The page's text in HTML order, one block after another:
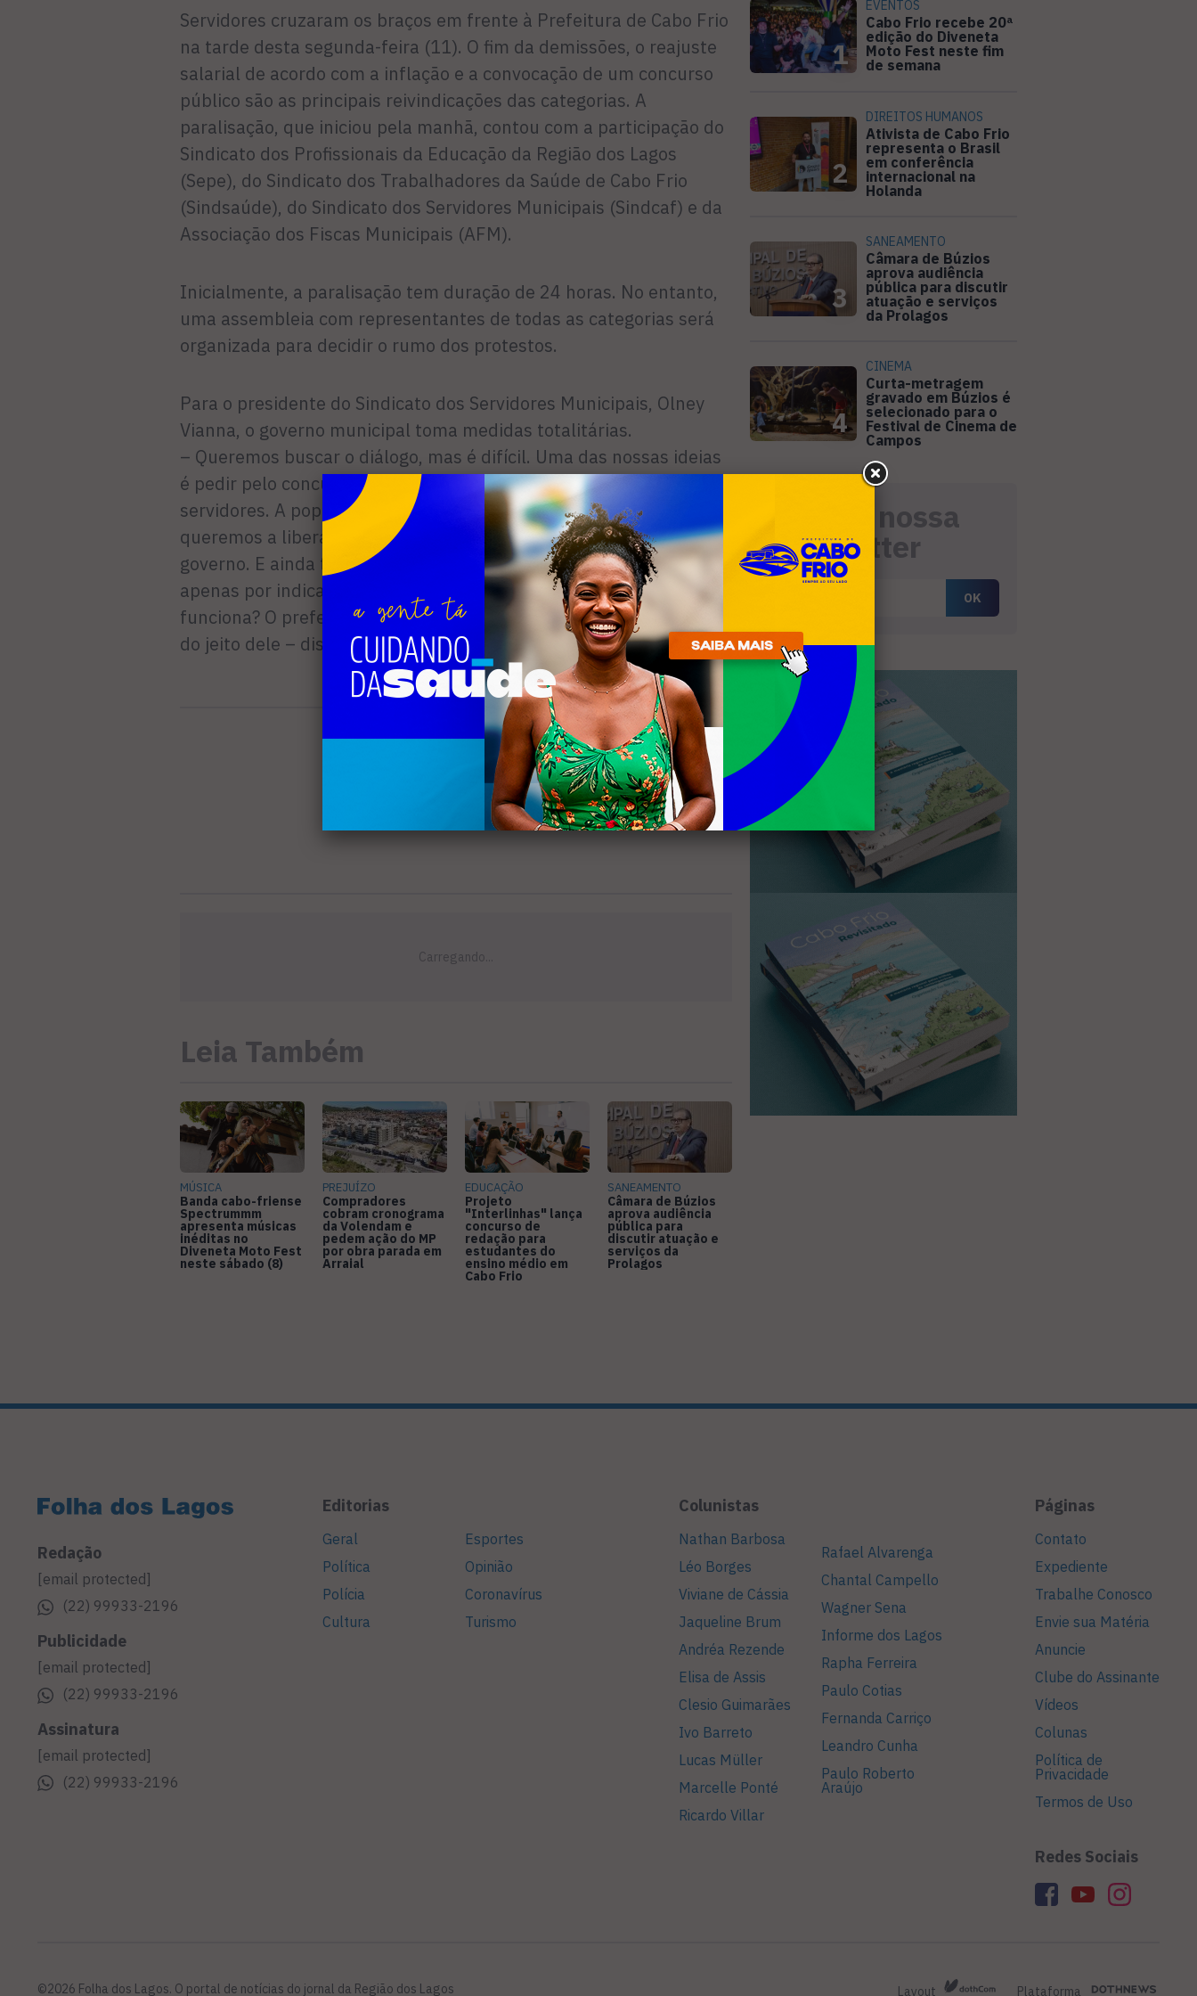
Servidores cruzaram os braços em frente à Prefeitura de Cabo Frio
na tarde desta segunda-feira (11). O fim da demissões, o reajuste
salarial de acordo com a inflação e a convocação de um concurso
público são as principais reivindicações das categorias. A
paralisação, que iniciou pela manhã, contou com a participação do
Sindicato dos Profissionais da Educação da Região dos Lagos
(Sepe), do Sindicato dos Trabalhadores da Saúde de Cabo Frio
(Sindsaúde), do Sindicato dos Servidores Municipais (Sindcaf) e da
Associação dos Fiscas Municipais (AFM).
Inicialmente, a paralisação tem duração de 24 horas. No entanto,
uma assembleia com representantes de todas as categorias será
organizada para decidir o rumo dos protestos.
Para o presidente do Sindicato dos Servidores Municipais, Olney
Vianna, o governo municipal toma medidas totalitárias.
– Queremos buscar o diálogo, mas é difícil. Uma das nossas ideias
é pedir pelo concurso público e negociar o reajuste para os
servidores. A população não pode ser penalizada. Além disso,
queremos a liberação das aposentadorias, engavetadas pelo
governo. E ainda tem as licenças prêmios, que são concedidas
apenas por indicação política. A questão é: por que tudo isso não
funciona? O prefeito é totalitário. Ele quer resolver tudo sozinho e
do jeito dele – dispara.
1
EVENTOS
Cabo Frio recebe 20ª
edição do Diveneta
Moto Fest neste fim
de semana
2
DIREITOS HUMANOS
Ativista de Cabo Frio
representa o Brasil
em conferência
internacional na
Holanda
3
SANEAMENTO
Câmara de Búzios
aprova audiência
pública para discutir
atuação e serviços
da Prolagos
4
CINEMA
Curta-metragem
gravado em Búzios é
selecionado para o
Festival de Cinema de
Campos
Receba nossa
newsletter
Leia Também
MÚSICA
Banda cabo-friense
Spectrummm
apresenta músicas
inéditas no
Diveneta Moto Fest
neste sábado (8)
PREJUÍZO
Compradores
cobram cronograma
da Volendam e
pedem ação do MP
por obra parada em
Arraial
EDUCAÇÃO
Projeto
"Interlinhas" lança
concurso de
redação para
estudantes do
ensino médio em
Cabo Frio
SANEAMENTO
Câmara de Búzios
aprova audiência
pública para
discutir atuação e
serviços da
Prolagos
Redação
[email protected]
(22) 99933-2196
Publicidade
[email protected]
(22) 99933-2196
Assinatura
[email protected]
(22) 99933-2196
Editorias
Geral
Política
Polícia
Cultura
Esportes
Opinião
Coronavírus
Turismo
Colunistas
Nathan Barbosa
Léo Borges
Viviane de Cássia
Jaqueline Brum
Andréa Rezende
Elisa de Assis
Clesio Guimarães
Ivo Barreto
Lucas Müller
Marcelle Ponté
Ricardo Villar
Rafael Alvarenga
Chantal Campello
Wagner Sena
Informe dos Lagos
Rapha Ferreira
Paulo Cotias
Fernanda Carriço
Leandro Cunha
Paulo Roberto
Araújo
Páginas
Contato
Expediente
Trabalhe Conosco
Envie sua Matéria
Anuncie
Clube do Assinante
Vídeos
Colunas
Política de
Privacidade
Termos de Uso
Redes Sociais
©2026 Folha dos Lagos. O portal de notícias do jornal da Região dos Lagos Layout Plataforma